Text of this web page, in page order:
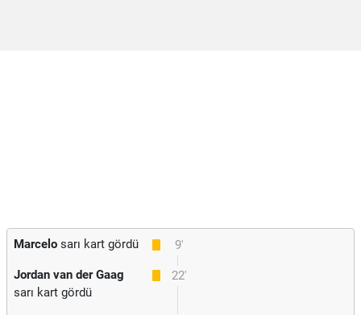
9'
Marcelo sarı kart gördü
22'
Jordan van der Gaag
sarı kart gördü